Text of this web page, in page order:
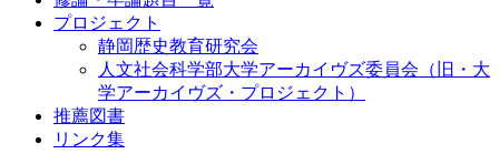
プロジェクト
静岡歴史教育研究会
人文社会科学部大学アーカイヴズ委員会（旧・大
学アーカイヴズ・プロジェクト）
推薦図書
リンク集